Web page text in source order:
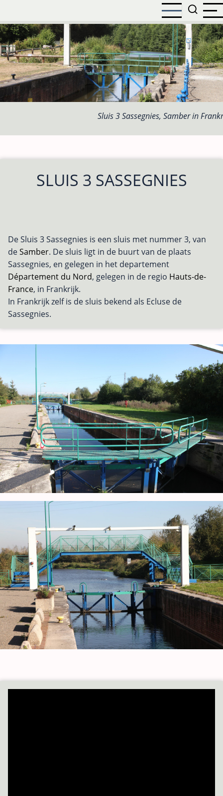
naar
de
inhoud
gaan
Sluis 3 Sassegnies, Samber in
SLUIS 3 SASSEGNIES
De Sluis 3 Sassegnies is een sluis met nummer 3, van
deSamber. De sluis ligt in de buurt van de plaats
Sassegnies, en gelegen in het departement
Département du Nord, gelegen in de regio Hauts-de-
France, in Frankrijk.
In Frankrijk zelf is de sluis bekend als Ecluse de
Sassegnies.